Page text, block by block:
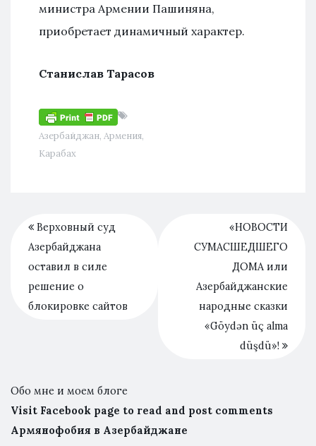
министра Армении Пашиняна,
приобретает динамичный характер.
Станислав Тарасов
Азербайджан, Армения,
Карабах
Верховный суд
Азербайджана
оставил в силе
решение о
блокировке сайтов
«НОВОСТИ
СУМАСШЕДШЕГО
ДОМА или
Азербайджанские
народные сказки
«Göydən üç alma
düşdü»!
Обо мне и моем блоге
Visit Facebook page to read and post comments
Армянофобия в Азербайджане